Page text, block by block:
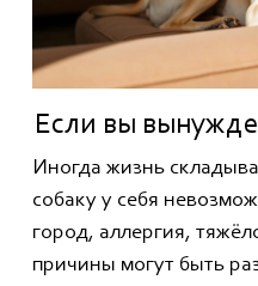
Если вы
Иногда жизнь
собаку у себя
город, аллергия,
причины могут быть